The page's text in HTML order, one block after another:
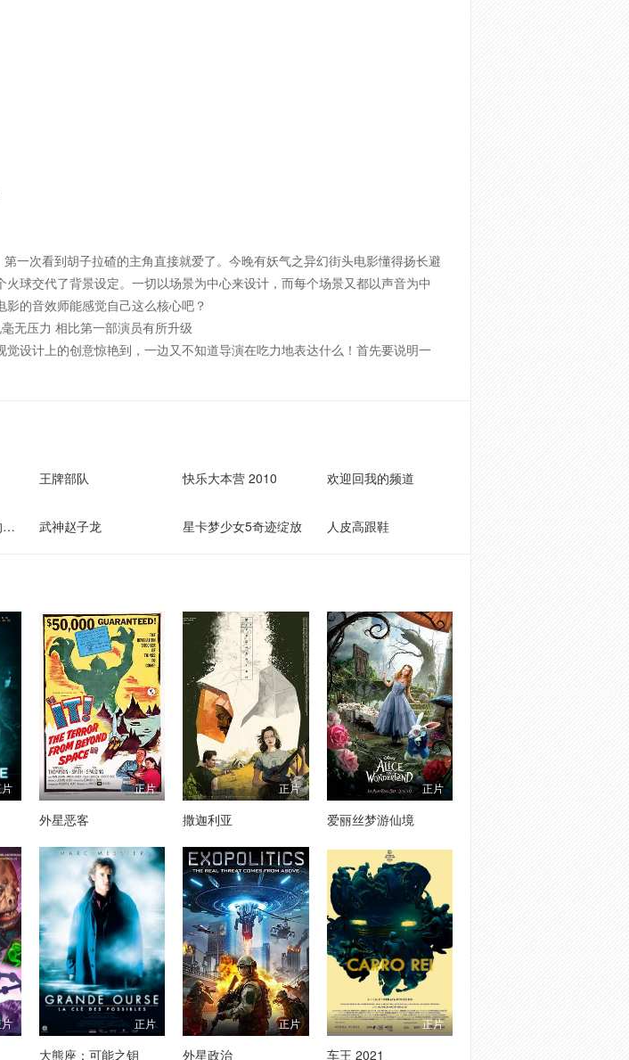
一次看到胡子拉碴的主角直接就爱了。今晚有妖气之异幻街头电影懂得扬长避
球交代了背景设定。一切以场景为中心来设计，而每个场景又都以声音为中
的音效师能感觉自己这么核心吧？
无压力 相比第一部演员有所升级
设计上的创意惊艳到，一边又不知道导演在吃力地表达什么！首先要说明一
王牌部队 快乐大本营 2010 欢迎回我的频道
星卡梦少女4花神的试炼 武神赵子龙 星卡梦少女5奇迹绽放 人皮高跟鞋
正片
外星恶客
正片
撒迦利亚
正片
爱丽丝梦游仙境
正片
大熊座：可能之钥
正片
外星政治
正片
车王 2021